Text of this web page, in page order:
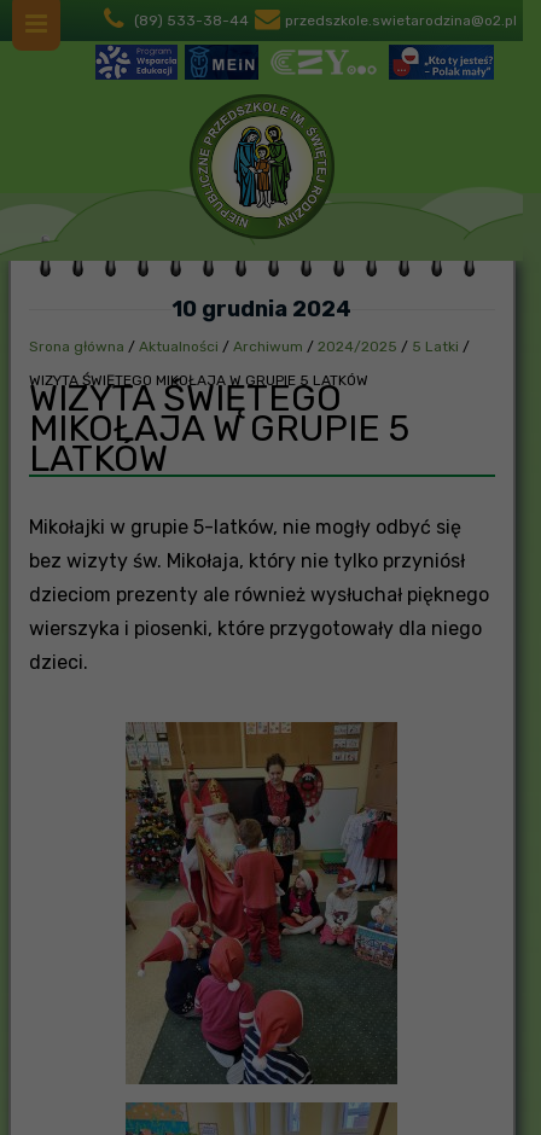
(89) 533-38-44 przedszkole.swietarodzina@o2.pl
10 grudnia 2024
Srona główna / Aktualności / Archiwum / 2024/2025 / 5 Latki /
WIZYTA ŚWIĘTEGO MIKOŁAJA W GRUPIE 5 LATKÓW
WIZYTA ŚWIĘTEGO
MIKOŁAJA W GRUPIE 5
LATKÓW
Mikołajki w grupie 5-latków, nie mogły odbyć się
bez wizyty św. Mikołaja, który nie tylko przyniósł
dzieciom prezenty ale również wysłuchał pięknego
wierszyka i piosenki, które przygotowały dla niego
dzieci.